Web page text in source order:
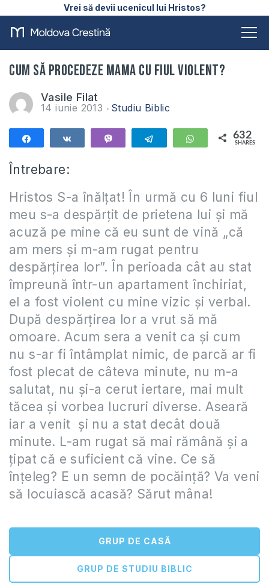
Vrei să devii ucenicul lui Hristos?
Cum să procedeze mama cu fiul violent?
Vasile Filat
14 iunie 2013 Studiu Biblic
Telegram WhatsApp
632
SHARES
Întrebare:
Hristos S-a înălțat! În urmă cu 6 luni fiul
meu s-a despărțit de prietena lui și mă
acuză pe mine că eu sunt de vină „că
am mers și m-am rugat pentru
despărțirea lor”. În perioada cât au stat
împreună într-un apartament închiriat,
el a fost violent cu mine vizic și verbal.
După despărțirea lor a vrut să mă
omoare. Acum sera a venit ca și cum
nu s-ar fi întâmplat nimic, de parcă ar fi
fost plecat de câteva minute, nu m-a
salutat, nu și-a cerut iertare, mai mult
tăcea și vorbea lucruri diverse. Aseară
iar a venit și nu a stat decât două
minute. L-am rugat să mai rămână și a
țipat că e suficient că vine. Ce să
înțeleg? E un semn de pocăință? Va veni
să locuiască acasă? Sărut mâna!
GRUP DE CASĂ
GRUP DE STUDIU BIBLIC